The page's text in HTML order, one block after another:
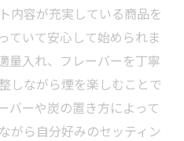
内容が充実している商品を
ていて安心して始められま
量入れ、フレーバーを丁寧
しながら煙を楽しむことで
バーや炭の置き方によって
がら自分好みのセッティン